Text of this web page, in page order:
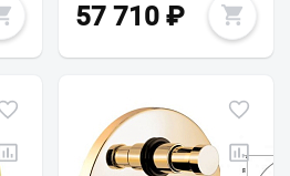
57 710 ₽